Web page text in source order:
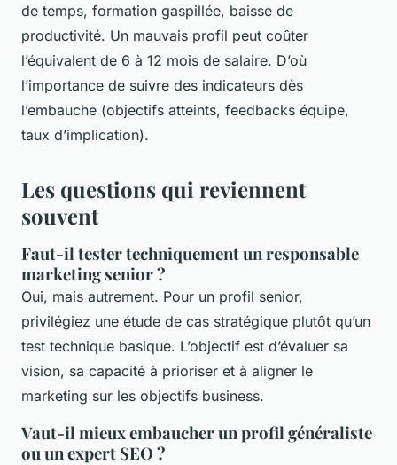
de temps, formation gaspillée, baisse de
productivité. Un mauvais profil peut coûter
l’équivalent de 6 à 12 mois de salaire. D’où
l’importance de suivre des indicateurs dès
l’embauche (objectifs atteints, feedbacks équipe,
taux d’implication).
Les questions qui reviennent
souvent
Faut-il tester techniquement un responsable
marketing senior ?
Oui, mais autrement. Pour un profil senior,
privilégiez une étude de cas stratégique plutôt qu’un
test technique basique. L’objectif est d’évaluer sa
vision, sa capacité à prioriser et à aligner le
marketing sur les objectifs business.
Vaut-il mieux embaucher un profil généraliste
ou un expert SEO ?